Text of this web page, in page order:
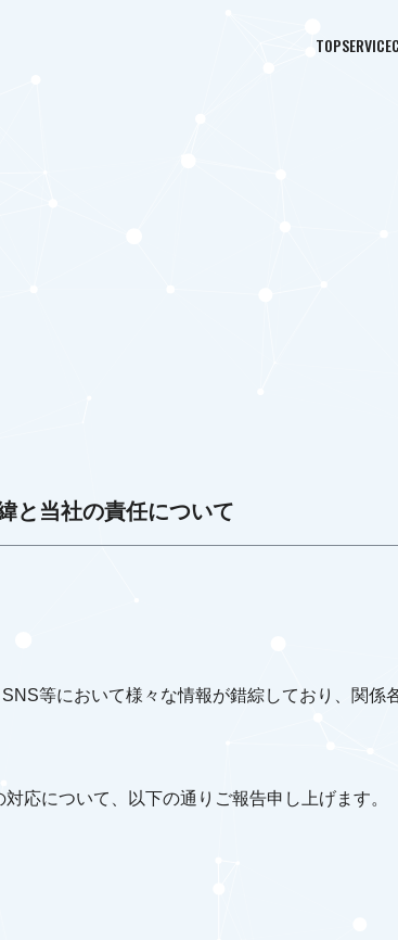
TOPSERVICE
と当社の責任について
等において様々な情報が錯綜しており、関係
応について、以下の通りご報告申し上げます。